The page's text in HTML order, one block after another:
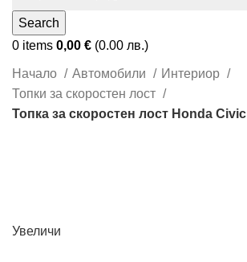
Search
0 items 0,00 € (0.00 лв.)
Начало Автомобили
Интериор
Топки за скоростен лост
Топка за скоростен лост Honda Civic
Увеличи